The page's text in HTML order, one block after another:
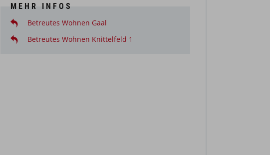
MEHR INFOS
Betreutes Wohnen Gaal
Betreutes Wohnen Knittelfeld 1